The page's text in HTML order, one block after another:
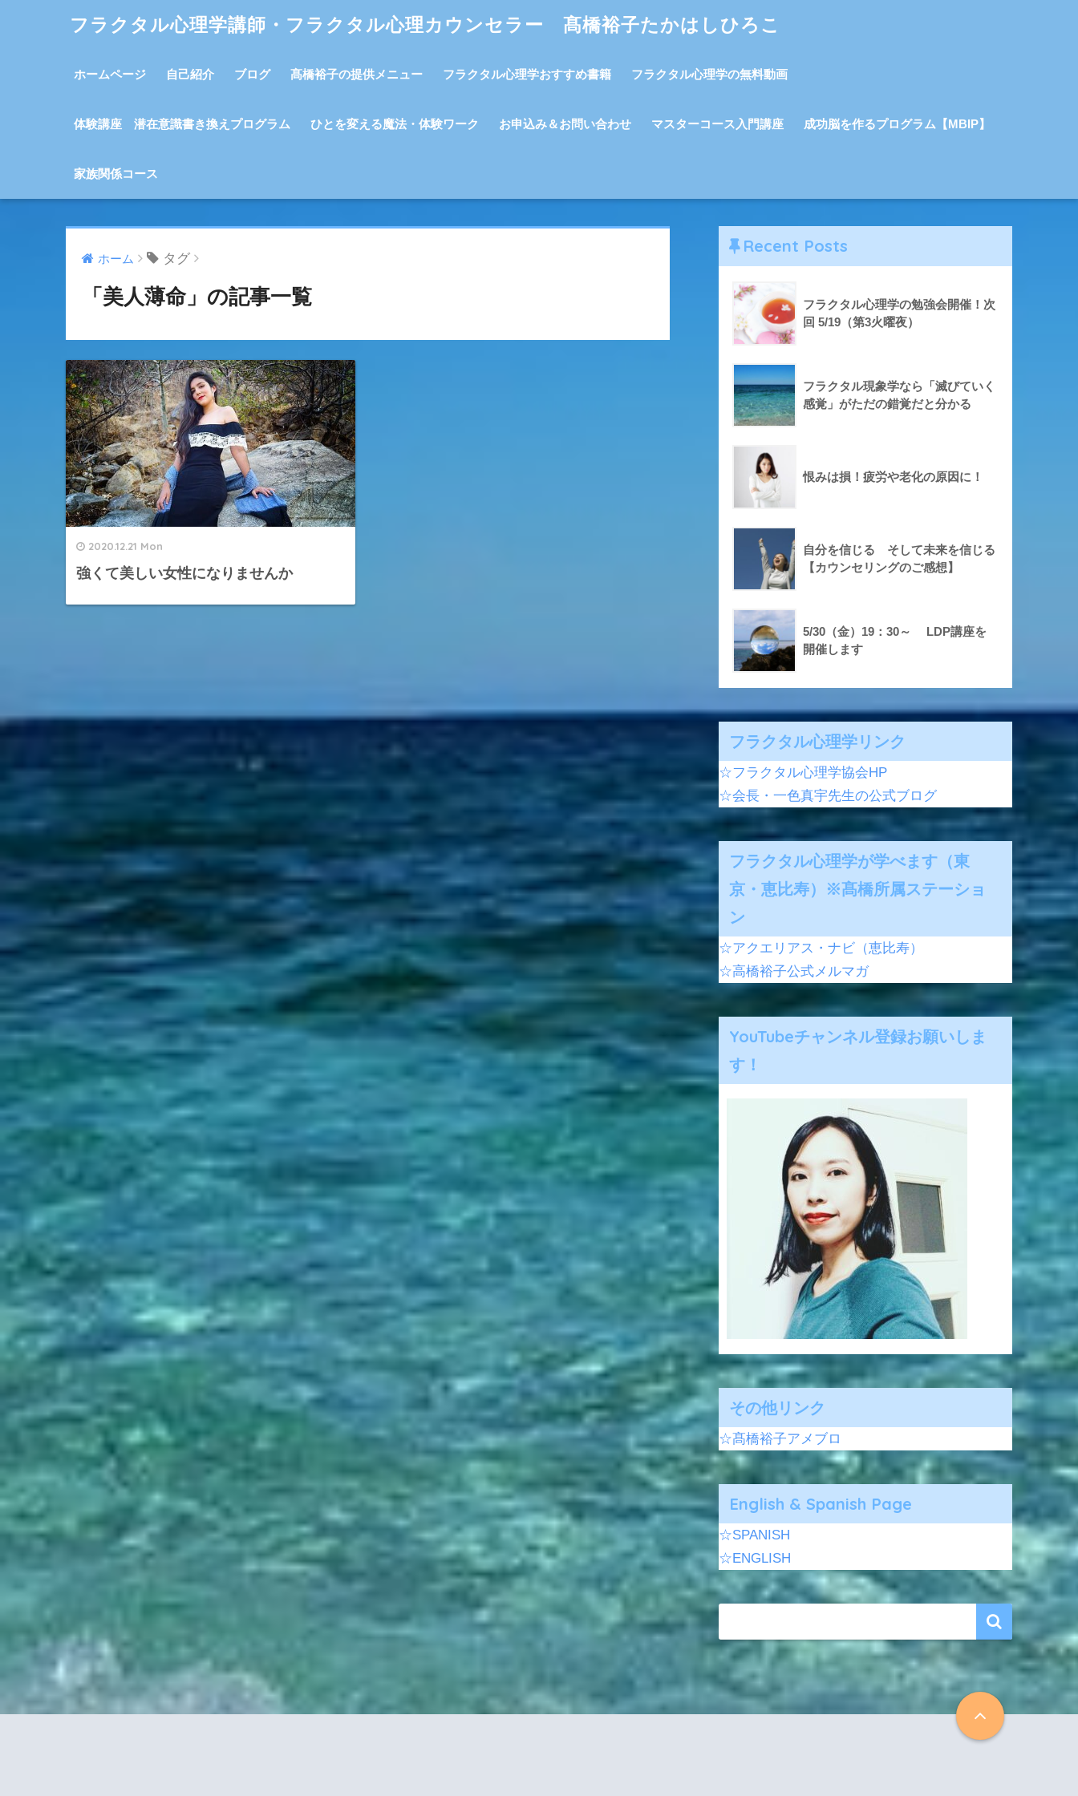
フラクタル心理学講師・フラクタル心理カウンセラー 髙橋裕子たかはしひろこ
ホームページ 自己紹介 ブログ 髙橋裕子の提供メニュー フラクタル心理学おすすめ書籍 フラクタル心理学の無料動画
体験講座 潜在意識書き換えプログラム ひとを変える魔法・体験ワーク お申込み＆お問い合わせ マスターコース入門講座 成功脳を作るプログラム【MBIP】
家族関係コース
ホーム タグ
「美人薄命」の記事一覧
2020.12.21 Mon
強くて美しい女性になりませんか
Recent Posts
フラクタル心理学の勉強会開催！次
回 5/19（第3火曜夜）
フラクタル現象学なら「滅びていく
感覚」がただの錯覚だと分かる
恨みは損！疲労や老化の原因に！
自分を信じる そして未来を信じる
【カウンセリングのご感想】
5/30（金）19：30～ LDP講座を
開催します
フラクタル心理学リンク
☆フラクタル心理学協会HP
☆会長・一色真宇先生の公式ブログ
フラクタル心理学が学べます（東
京・恵比寿）※髙橋所属ステーショ
ン
☆アクエリアス・ナビ（恵比寿）
☆高橋裕子公式メルマガ
YouTubeチャンネル登録お願いしま
す！
その他リンク
☆髙橋裕子アメブロ
English & Spanish Page
☆SPANISH
☆ENGLISH